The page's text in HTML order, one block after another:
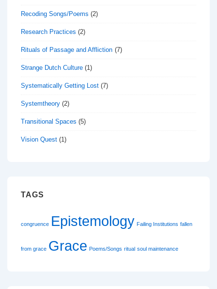
Recoding Songs/Poems (2)
Research Practices (2)
Rituals of Passage and Affliction (7)
Strange Dutch Culture (1)
Systematically Getting Lost (7)
Systemtheory (2)
Transitional Spaces (5)
Vision Quest (1)
TAGS
congruence Epistemology Failing Institutions fallen
from grace Grace Poems/Songs ritual soul maintenance